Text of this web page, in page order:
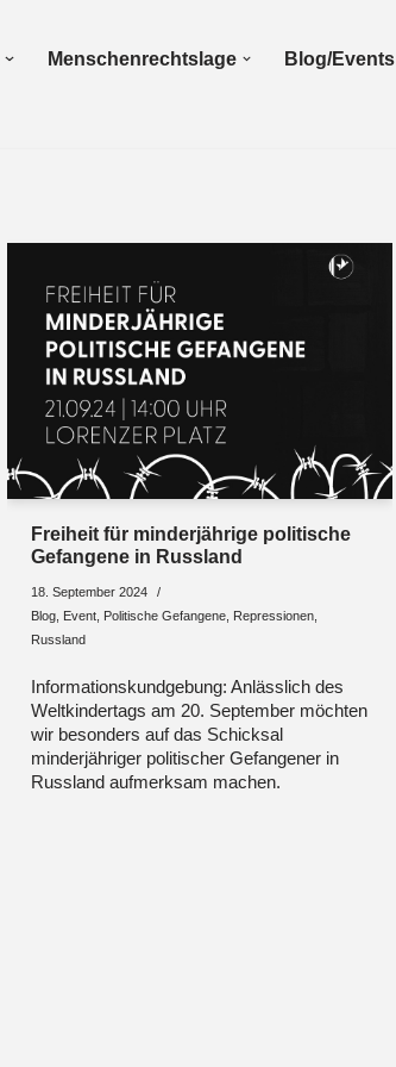
Menschenrechtslage Blog/Events
Freiheit für minderjährige politische
Gefangene in Russland
18. September 2024
Blog, Event, Politische Gefangene, Repressionen,
Russland
Informationskundgebung: Anlässlich des
Weltkindertags am 20. September möchten
wir besonders auf das Schicksal
minderjähriger politischer Gefangener in
Russland aufmerksam machen.